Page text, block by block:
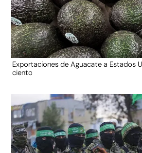
Exportaciones de Aguacate a Estados
ciento